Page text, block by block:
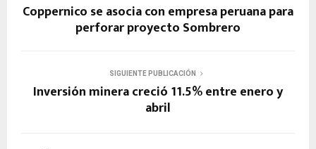
Coppernico se asocia con empresa peruana para
perforar proyecto Sombrero
SIGUIENTE PUBLICACIÓN
Inversión minera creció 11.5% entre enero y
abril